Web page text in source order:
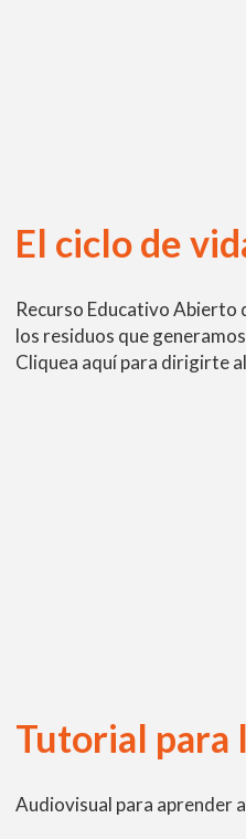
El ciclo de
Recurso Educativo Abierto
los residuos que
Cliquea aquí para dirigirte
Tutorial para
Audiovisual para aprender